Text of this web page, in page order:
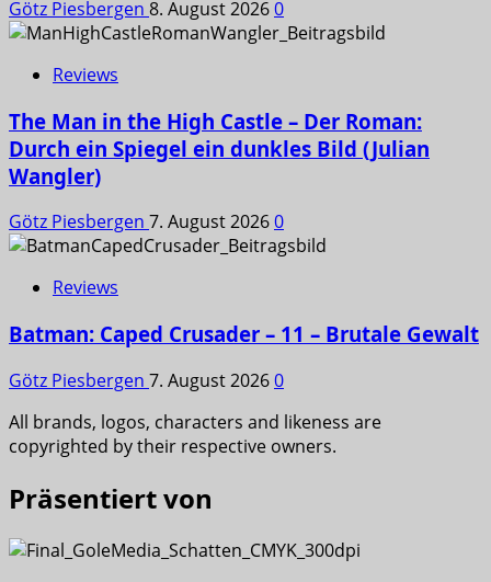
Götz Piesbergen 8. August 20260
Reviews
The Man in the High Castle – Der Roman:
Durch ein Spiegel ein dunkles Bild (Julian
Wangler)
Götz Piesbergen 7. August 20260
Reviews
Batman: Caped Crusader – 11 – Brutale Gewalt
Götz Piesbergen 7. August 20260
All brands, logos, characters and likeness are
copyrighted by their respective owners.
Präsentiert von